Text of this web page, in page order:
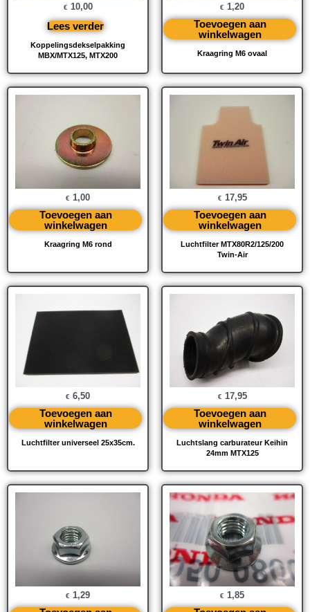
Koppelingsdekselpakking
MBX/MTX125, MTX200
€ 10,00
Lees verder
Kraagring M6 ovaal
€ 1,20
Toevoegen aan
winkelwagen
Kraagring M6 rond
€ 1,00
Toevoegen aan
winkelwagen
Luchtfilter MTX80R2/125/200
Twin-Air
€ 17,95
Toevoegen aan
winkelwagen
Luchtfilter universeel 25x35cm.
€ 6,50
Toevoegen aan
winkelwagen
Luchtslang carburateur Keihin
24mm MTX125
€ 17,95
Toevoegen aan
winkelwagen
€ 1,29 € 1,85